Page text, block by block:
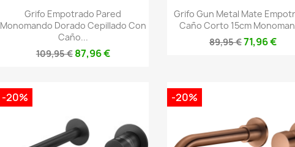
Vista rápida
Grifo Empotrado Pared
Monomando Dorado Cepillado Con
Caño...
109,95 € 87,96 €
Vista rápida
Grifo Gun Metal Mate
Caño Corto 15cm
89,95 €71,96 €
-20% -20%